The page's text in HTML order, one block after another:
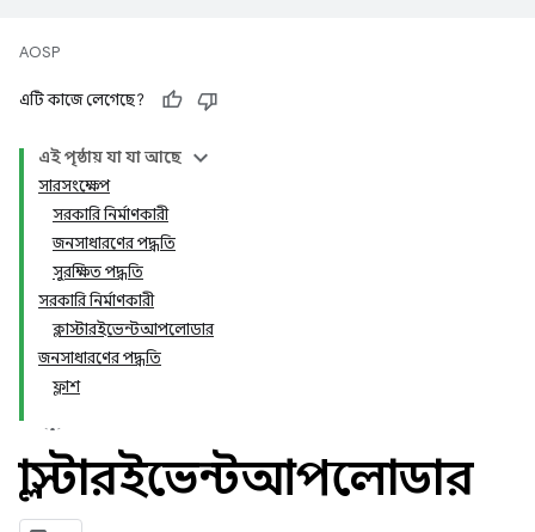
AOSP
এটি কাজে লেগেছে?
এই পৃষ্ঠায় যা যা আছে
সারসংক্ষেপ
সরকারি নির্মাণকারী
জনসাধারণের পদ্ধতি
সুরক্ষিত পদ্ধতি
সরকারি নির্মাণকারী
ক্লাস্টারইভেন্টআপলোডার
জনসাধারণের পদ্ধতি
ফ্লাশ
ক্লাস্টারইভেন্টআপলোডার